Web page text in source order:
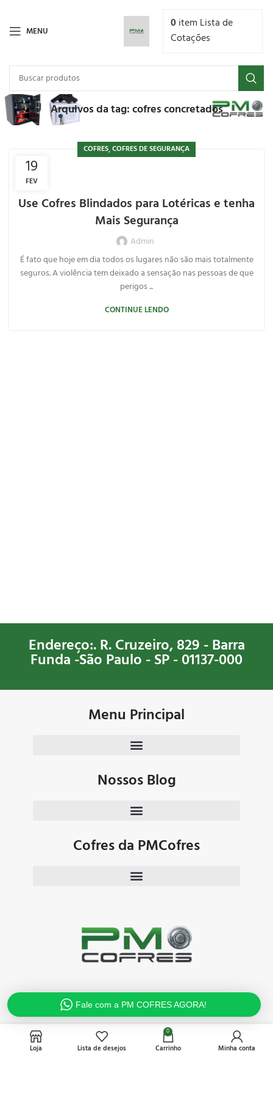
MENU 0 item Lista de
Cotações
Arquivos da tag: cofres concretados
19
FEV
COFRES,COFRES DE SEGURANÇA
Use Cofres Blindados para Lotéricas e tenha
Mais Segurança
Admin
É fato que hoje em dia todos os lugares não são mais totalmente
seguros. A violência tem deixado a sensação nas pessoas de que
perigos ...
CONTINUE LENDO
Endereço:. R. Cruzeiro, 829 - Barra
Funda -São Paulo - SP - 01137-000
Menu Principal
Nossos Blog
Cofres da PMCofres
Televendas
(11) 3984 - 3207
(11) 3628 - 4052
(11) 3984 - 5813
Loja Lista de desejos
0
Carrinho Minha conta
Fale com a PM COFRES AGORA!